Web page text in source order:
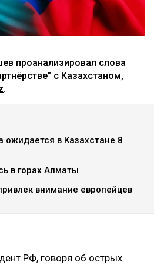
проанализировал слова
с Казахстаном,
.
ожидается в Казахстане 8
в горах Алматы
внимание европейцев
РФ, говоря об острых